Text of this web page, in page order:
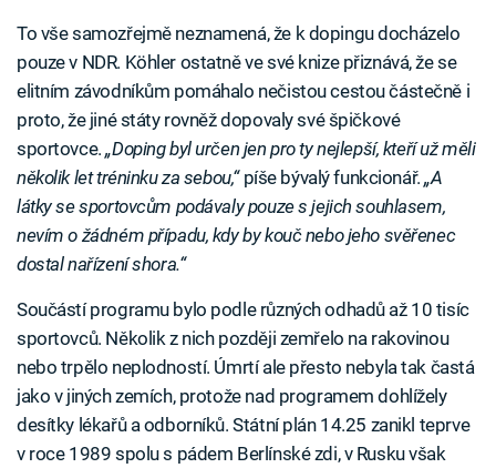
To vše samozřejmě neznamená, že k dopingu docházelo
pouze v NDR. Köhler ostatně ve své knize přiznává, že se
elitním závodníkům pomáhalo nečistou cestou částečně i
proto, že jiné státy rovněž dopovaly své špičkové
sportovce.„Doping byl určen jen pro ty nejlepší, kteří už měli
několik let tréninku za sebou,“píše bývalý funkcionář.„A
látky se sportovcům podávaly pouze s jejich souhlasem,
nevím o žádném případu, kdy by kouč nebo jeho svěřenec
dostal nařízení shora.“
Součástí programu bylo podle různých odhadů až 10 tisíc
sportovců. Několik z nich později zemřelo na rakovinou
nebo trpělo neplodností. Úmrtí ale přesto nebyla tak častá
jako v jiných zemích, protože nad programem dohlížely
desítky lékařů a odborníků. Státní plán 14.25 zanikl teprve
v roce 1989 spolu s pádem Berlínské zdi, v Rusku však